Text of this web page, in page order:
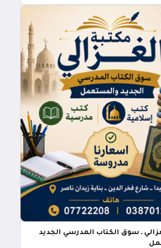
ـ سوق الكتاب المدرسي الجديد